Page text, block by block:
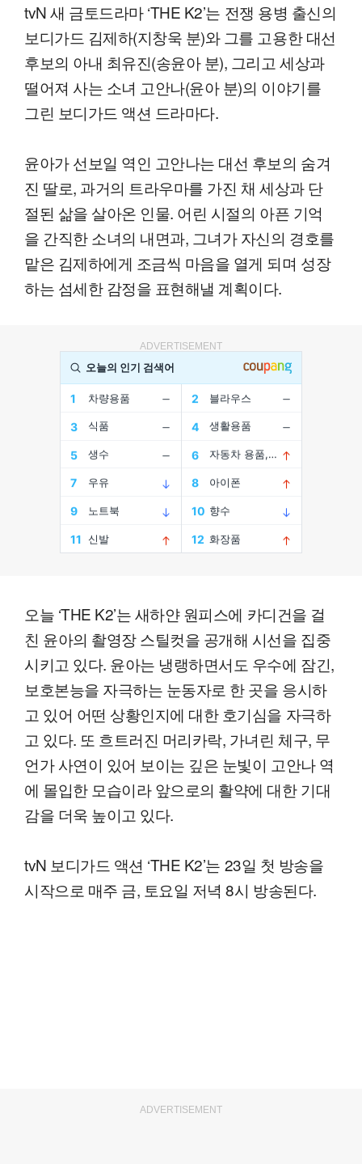
tvN 새 금토드라마 ‘THE K2’는 전쟁 용병 출신의
보디가드 김제하(지창욱 분)와 그를 고용한 대선
후보의 아내 최유진(송윤아 분), 그리고 세상과
떨어져 사는 소녀 고안나(윤아 분)의 이야기를
그린 보디가드 액션 드라마다.
윤아가 선보일 역인 고안나는 대선 후보의 숨겨
진 딸로, 과거의 트라우마를 가진 채 세상과 단
절된 삶을 살아온 인물. 어린 시절의 아픈 기억
을 간직한 소녀의 내면과, 그녀가 자신의 경호를
맡은 김제하에게 조금씩 마음을 열게 되며 성장
하는 섬세한 감정을 표현해낼 계획이다.
ADVERTISEMENT
오늘 ‘THE K2’는 새하얀 원피스에 카디건을 걸
친 윤아의 촬영장 스틸컷을 공개해 시선을 집중
시키고 있다. 윤아는 냉랭하면서도 우수에 잠긴,
보호본능을 자극하는 눈동자로 한 곳을 응시하
고 있어 어떤 상황인지에 대한 호기심을 자극하
고 있다. 또 흐트러진 머리카락, 가녀린 체구, 무
언가 사연이 있어 보이는 깊은 눈빛이 고안나 역
에 몰입한 모습이라 앞으로의 활약에 대한 기대
감을 더욱 높이고 있다.
tvN 보디가드 액션 ‘THE K2’는 23일 첫 방송을
시작으로 매주 금, 토요일 저녁 8시 방송된다.
ADVERTISEMENT